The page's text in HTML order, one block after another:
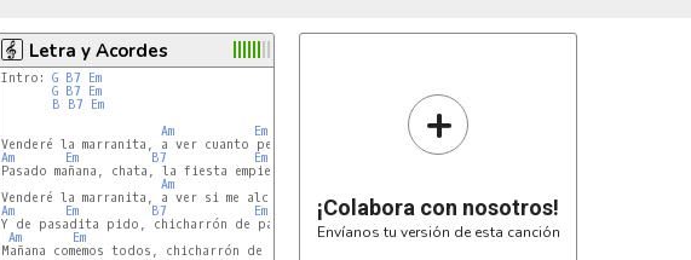
Letra y Acordes
Intro: G B7
Em
G B7
Em
B
B7
Em
Am
Em
Am
Em B7
Em
Pasado mañana, chata, la fiesta empieza
Am
Am
Em B7
Em
Y de pasadita pido, chicharrón de panza
Am
Em
Mañana comemos todos, chicharrón de panza
+
¡Colabora con nosotros!
Envíanos tu versión de esta canción